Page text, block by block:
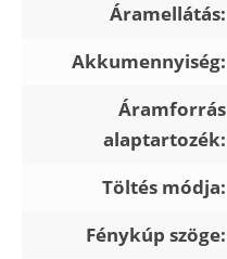
Áramellátás:
Akkumennyiség:
Áramforrás
alaptartozék:
Töltés módja:
Fénykúp szöge: